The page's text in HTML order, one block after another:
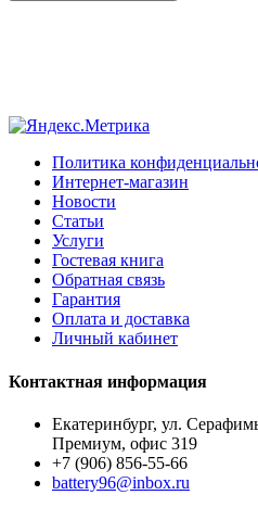
Политика
Интернет-магазин
Новости
Статьи
Услуги
Гостевая книга
Обратная связь
Гарантия
Оплата и доставка
Личный кабинет
Контактная информация
Екатеринбург, ул.
Премиум, офис 319
+7 (906) 856-55-66
battery96@inbox.ru